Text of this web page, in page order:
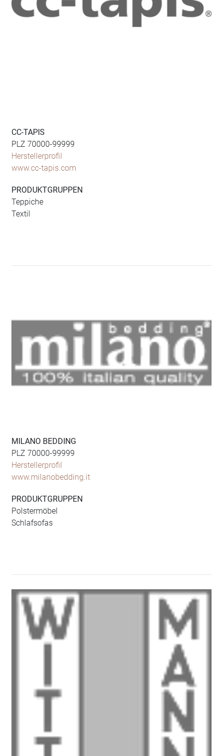
CC-TAPIS
PLZ 70000-99999
Herstellerprofil
www.cc-tapis.com
PRODUKTGRUPPEN
Teppiche
Textil
MILANO BEDDING
PLZ 70000-99999
Herstellerprofil
www.milanobedding.it
PRODUKTGRUPPEN
Polstermöbel
Schlafsofas